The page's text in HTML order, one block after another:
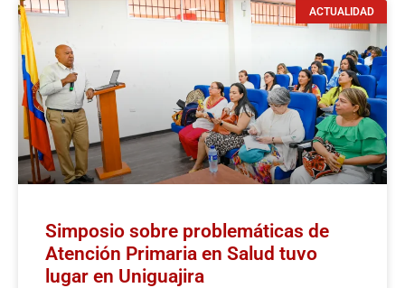
ACTUALIDAD
Simposio sobre problemáticas de
Atención Primaria en Salud tuvo
lugar en Uniguajira